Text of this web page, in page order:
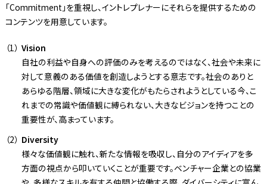
「Commitment」を重視し、イントレプレナーにそれらを提供するための
コンテンツを用意しています。
Vision
自社の利益や自身への評価のみを考えるのではなく、社会や未来に
対して意義のある価値を創造しようとする意志です。社会のありと
あらゆる階層、領域に大きな変化がもたらされようとしている今、こ
れまでの常識や価値観に縛られない、大きなビジョンを持つことの
重要性が、高まっています。
Diversity
様々な価値観に触れ、新たな情報を吸収し、自分のアイディアを多
方面の視点から叩いていくことが重要です。ベンチャー企業との協業